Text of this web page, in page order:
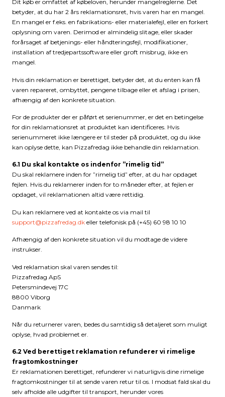
Dit køb er omfattet af købeloven, herunder mangelreglerne. Det
betyder, at du har 2 års reklamationsret, hvis varen har en mangel.
En mangel er f.eks. en fabrikations- eller materialefejl, eller en forkert
oplysning om varen. Derimod er almindelig slitage, eller skader
forårsaget af betjenings- eller håndteringsfejl, modifikationer,
installation af tredjepartssoftware eller groft misbrug, ikke en
mangel.
Hvis din reklamation er berettiget, betyder det, at du enten kan få
varen repareret, ombyttet, pengene tilbage eller et afslag i prisen,
afhængig af den konkrete situation.
For de produkter der er påført et serienummer, er det en betingelse
for din reklamationsret at produktet kan identificeres. Hvis
serienummeret ikke længere er til steder på produktet, og du ikke
kan oplyse dette, kan Pizzafredag ikke behandle din reklamation.
6.1 Du skal kontakte os indenfor ”rimelig tid”
Du skal reklamere inden for ”rimelig tid” efter, at du har opdaget
fejlen. Hvis du reklamerer inden for to måneder efter, at fejlen er
opdaget, vil reklamationen altid være rettidig.
Du kan reklamere ved at kontakte os via mail til
support@pizzafredag.dk eller telefonisk på (+45) 60 98 10 10
Afhængig af den konkrete situation vil du modtage de videre
instrukser.
Ved reklamation skal varen sendes til:
Pizzafredag ApS
Petersmindevej 17C
8800 Viborg
Danmark
Når du returnerer varen, bedes du samtidig så detaljeret som muligt
oplyse, hvad problemet er.
6.2 Ved berettiget reklamation refunderer vi rimelige
fragtomkostninger
Er reklamationen berettiget, refunderer vi naturligvis dine rimelige
fragtomkostninger til at sende varen retur til os. I modsat fald skal du
selv afholde alle udgifter til transport, herunder vores